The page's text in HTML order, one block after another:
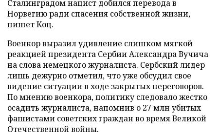
Сталинградом нацист добился перевода в
Норвегию ради спасения собственной жизни,
пишет Коц.
Военкор выразил удивление слишком мягкой
реакцией президента Сербии Александра Вучича
на слова немецкого журналиста. Сербский лидер
лишь дежурно отметил, что уже обсудил свое
видение ситуации в ходе закрытых переговоров.
По мнению военкора, политику следовало жестко
осадить журналиста, напомнив о 27 млн убитых
фашистами советских граждан во время Великой
Отечественной войны.